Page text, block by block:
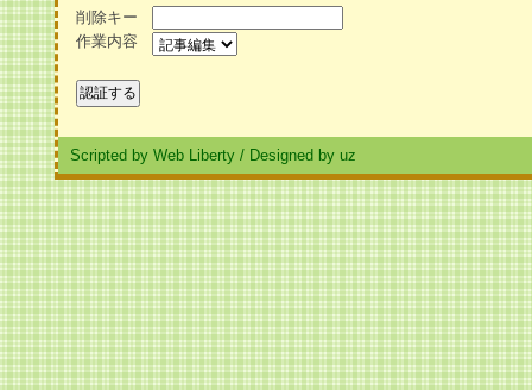
削除キー
作業内容
Scripted by Web Liberty / Designed by uz